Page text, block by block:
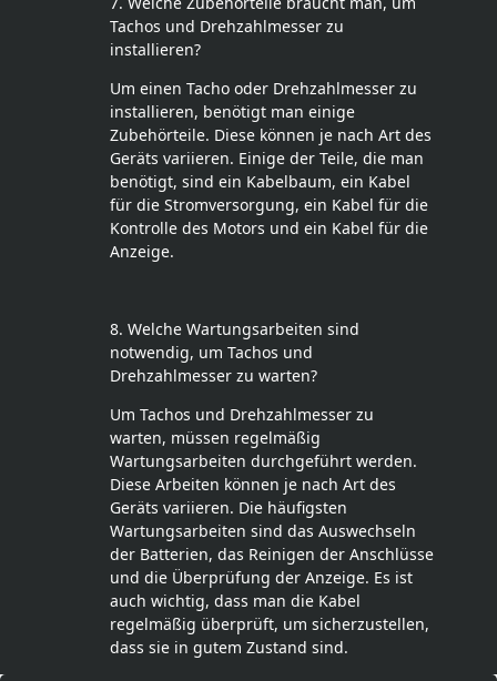
Tachos und Drehzahlmesser zu
installieren?
Um einen Tacho oder Drehzahlmesser zu
installieren, benötigt man einige
Zubehörteile. Diese können je nach Art des
Geräts variieren. Einige der Teile, die man
benötigt, sind ein Kabelbaum, ein Kabel
für die Stromversorgung, ein Kabel für die
Kontrolle des Motors und ein Kabel für die
Anzeige.
8. Welche Wartungsarbeiten sind
notwendig, um Tachos und
Drehzahlmesser zu warten?
Um Tachos und Drehzahlmesser zu
warten, müssen regelmäßig
Wartungsarbeiten durchgeführt werden.
Diese Arbeiten können je nach Art des
Geräts variieren. Die häufigsten
Wartungsarbeiten sind das Auswechseln
der Batterien, das Reinigen der Anschlüsse
und die Überprüfung der Anzeige. Es ist
auch wichtig, dass man die Kabel
regelmäßig überprüft, um sicherzustellen,
dass sie in gutem Zustand sind.